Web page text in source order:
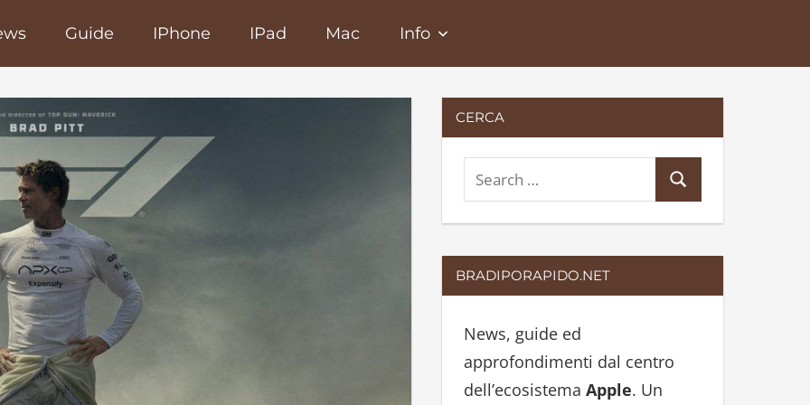
Guide IPhone IPad Mac Info
CERCA
e
a
r
c
f
o
r
e
c
BRADIPORAPIDO.NET
News, guide ed
approfondimenti dal centro
dell’ecosistema Apple. Un